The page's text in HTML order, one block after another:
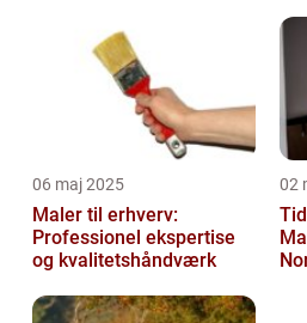
06 maj 2025
Maler til erhverv:
Professionel ekspertise
og kvalitetshåndværk
02